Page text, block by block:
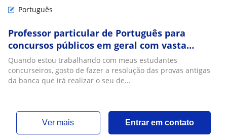
Português
Professor particular de Português para
concursos públicos em geral com vasta
experiência na área atuando em Fortaleza -
Ce
Quando estou trabalhando com meus estudantes
concurseiros, gosto de fazer a resolução das provas antigas
da banca que irá realizar o seu de...
ver mais Entrar em contato